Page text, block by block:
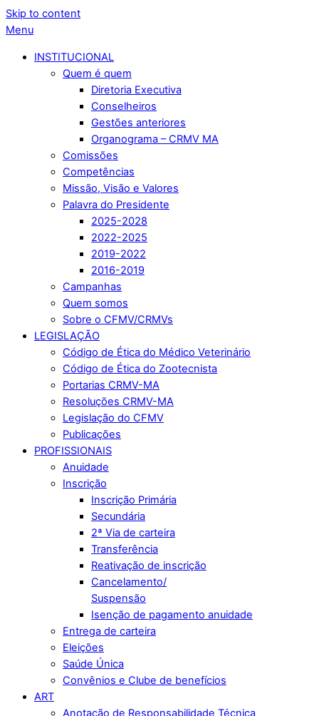
Skip to content
Menu
INSTITUCIONAL
Quem é quem
Diretoria Executiva
Conselheiros
Gestões anteriores
Organograma – CRMV MA
Comissões
Competências
Missão, Visão e Valores
Palavra do Presidente
2025-2028
2022-2025
2019-2022
2016-2019
Campanhas
Quem somos
Sobre o CFMV/CRMVs
LEGISLAÇÃO
Código de Ética do Médico Veterinário
Código de Ética do Zootecnista
Portarias CRMV-MA
Resoluções CRMV-MA
Legislação do CFMV
Publicações
PROFISSIONAIS
Anuidade
Inscrição
Inscrição Primária
Secundária
2ª Via de carteira
Transferência
Reativação de inscrição
Cancelamento/
Suspensão
Isenção de pagamento anuidade
Entrega de carteira
Eleições
Saúde Única
Convênios e Clube de benefícios
ART
Anotação de Responsabilidade Técnica